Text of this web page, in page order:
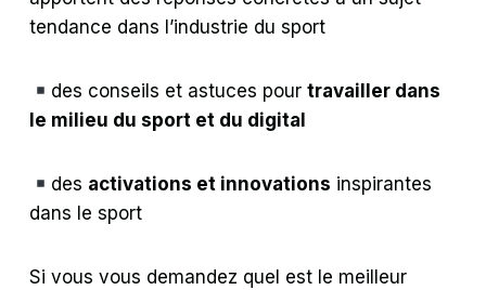
tendance dans l’industrie du sport
des conseils et astuces pour travailler dans
le milieu du sport et du digital
des activations et innovations inspirantes
dans le sport
Si vous vous demandez quel est le meilleur